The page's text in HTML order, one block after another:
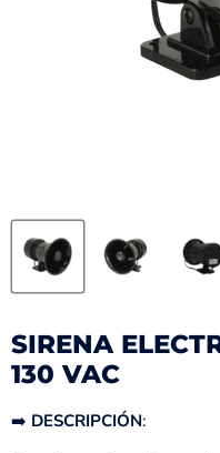
SIRENA
130 VAC
➡️ DESCRIPCIÓN: